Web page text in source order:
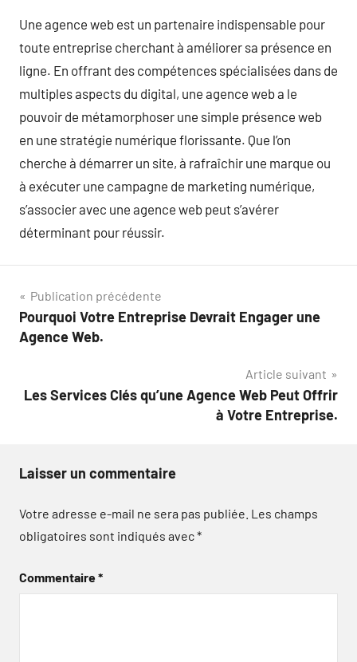
Une agence web est un partenaire indispensable pour
toute entreprise cherchant à améliorer sa présence en
ligne. En offrant des compétences spécialisées dans de
multiples aspects du digital, une agence web a le
pouvoir de métamorphoser une simple présence web
en une stratégie numérique florissante. Que l’on
cherche à démarrer un site, à rafraîchir une marque ou
à exécuter une campagne de marketing numérique,
s’associer avec une agence web peut s’avérer
déterminant pour réussir.
Navigation
de
Publication précédente
Pourquoi Votre Entreprise Devrait Engager une
Agence Web.
Article suivant
Les Services Clés qu’une Agence Web Peut Offrir
à Votre Entreprise.
Laisser un commentaire
Votre adresse e-mail ne sera pas publiée. Les champs
obligatoires sont indiqués avec*
Commentaire*